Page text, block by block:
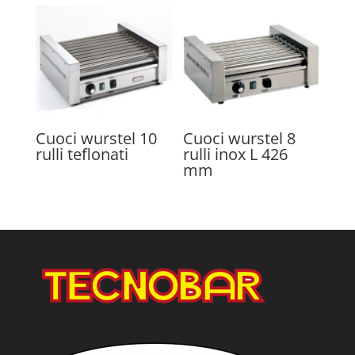
Cuoci wurstel 10
rulli teflonati
Cuoci wurstel 8
rulli inox L 426
mm